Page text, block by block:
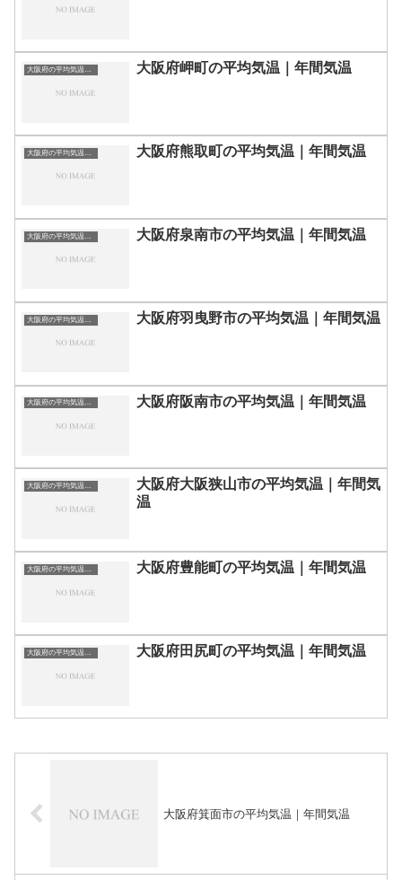
大阪府の平均気温まとめ 大阪府岬町の平均気温｜年間気温
大阪府の平均気温まとめ 大阪府熊取町の平均気温｜年間気温
大阪府泉南市の平均気温｜年間気温
大阪府羽曳野市の平均気温｜年間気温
大阪府の平均気温まとめ 大阪府阪南市の平均気温｜年間気温
大阪府の平均気温まとめ
大阪府大阪狭山市の平均気温｜年間気
温
大阪府の平均気温まとめ 大阪府豊能町の平均気温｜年間気温
大阪府の平均気温まとめ 大阪府田尻町の平均気温｜年間気温
大阪府箕面市の平均気温｜年間気温